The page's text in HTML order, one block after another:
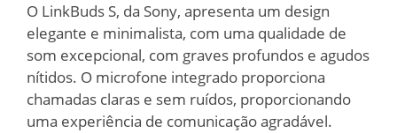
O LinkBuds S, da Sony, apresenta um design
elegante e minimalista, com uma qualidade de
som excepcional, com graves profundos e agudos
nítidos. O microfone integrado proporciona
chamadas claras e sem ruídos, proporcionando
uma experiência de comunicação agradável.